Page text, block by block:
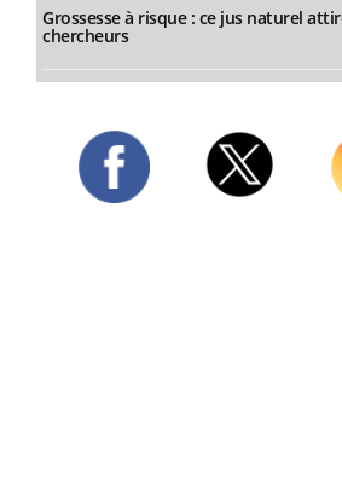
Grossesse à risque : ce jus naturel
chercheurs